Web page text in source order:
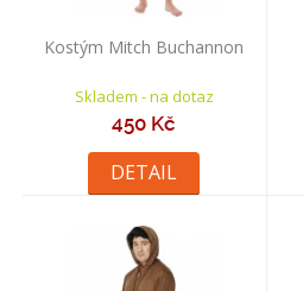
Kostým Mitch Buchannon
Skladem - na dotaz
450 Kč
DETAIL